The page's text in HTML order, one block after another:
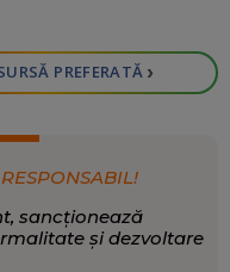
PREFERATĂ ›
sancționează
și dezvoltare